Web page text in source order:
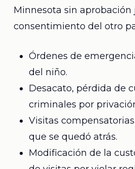
Minnesota sin aprobación
consentimiento del otro
Órdenes de
del niño.
Desacato, pérdida de
criminales por
Visitas
que se quedó atrás.
Modificación de la